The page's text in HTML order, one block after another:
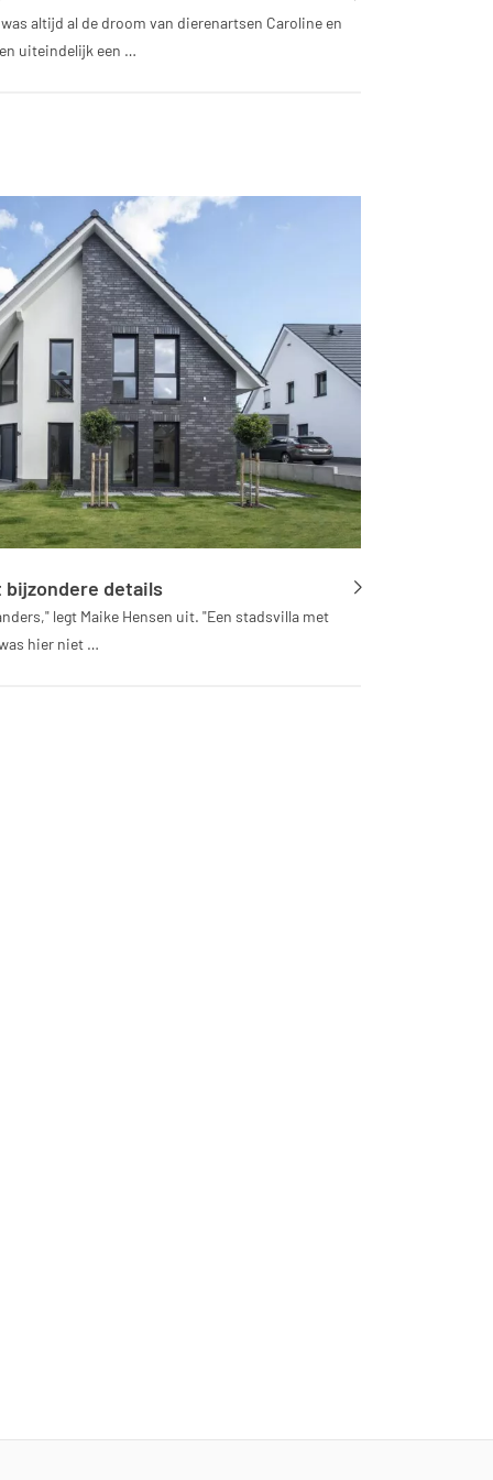
altijd al de droom van dierenartsen Caroline en
uiteindelijk een …
bijzondere details
legt Maike Hensen uit. "Een stadsvilla met
hier niet …